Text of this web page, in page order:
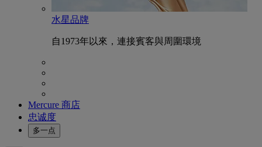
水星品牌
自1973年以來，連接賓客與周圍環境
Mercure 商店
忠诚度
多一点